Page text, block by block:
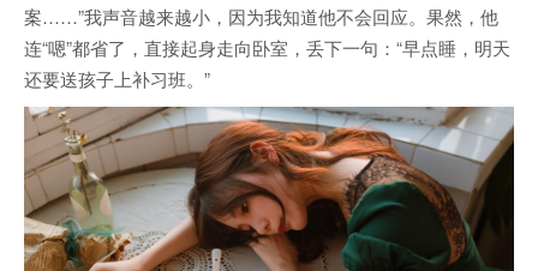
案……”我声音越来越小，因为我知道他不会回应。果然，他
连“嗯”都省了，直接起身走向卧室，丢下一句：“早点睡，明天
还要送孩子上补习班。”